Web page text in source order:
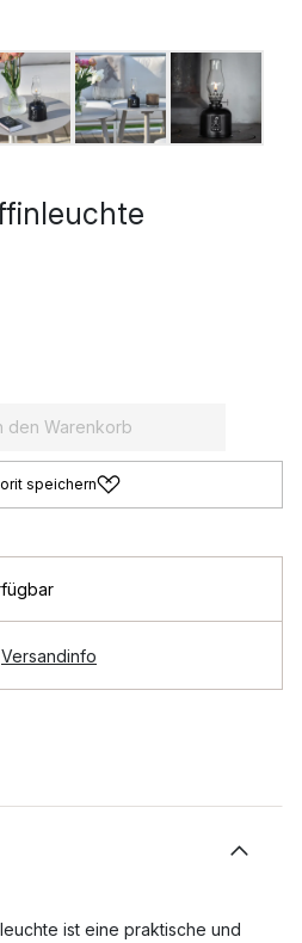
den Warenkorb
speichern
Versandinfo
ist eine praktische und